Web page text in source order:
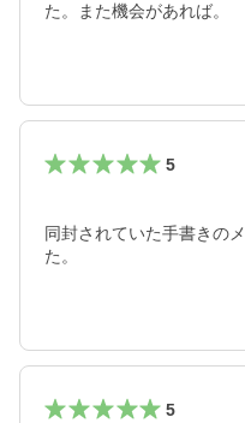
た。また機会があれば。
5
同封されていた手書きの
た。
5